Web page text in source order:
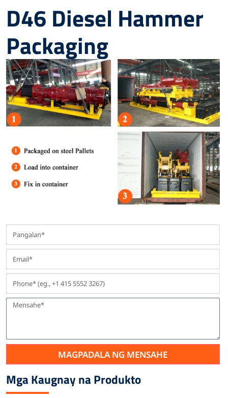
D46 Diesel Hammer
Packaging
MAGPADALA NG MENSAHE
Mga Kaugnay na Produkto